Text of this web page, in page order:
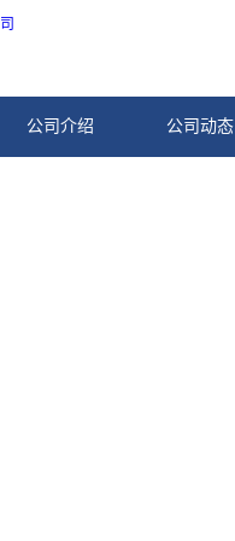
公司介绍 公司动态